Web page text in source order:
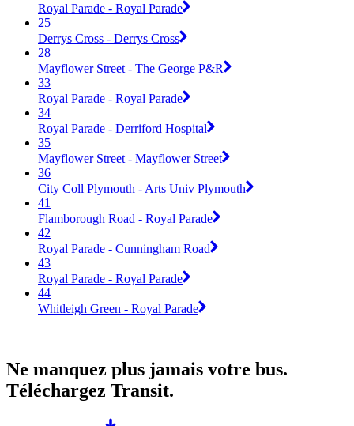
Royal Parade - Royal Parade
25
Derrys Cross - Derrys Cross
28
Mayflower Street - The George P&R
33
Royal Parade - Royal Parade
34
Royal Parade - Derriford Hospital
35
Mayflower Street - Mayflower Street
36
City Coll Plymouth - Arts Univ Plymouth
41
Flamborough Road - Royal Parade
42
Royal Parade - Cunningham Road
43
Royal Parade - Royal Parade
44
Whitleigh Green - Royal Parade
Ne manquez plus jamais votre bus.
Téléchargez Transit.